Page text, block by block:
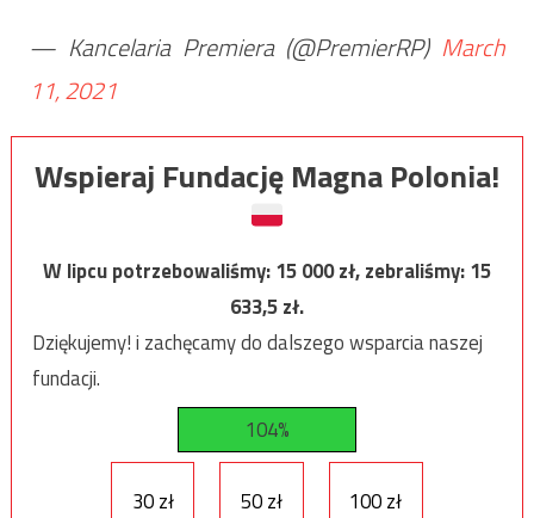
— Kancelaria Premiera (@PremierRP) March
11, 2021
Wspieraj Fundację Magna Polonia!
W lipcu potrzebowaliśmy:15 000zł, zebraliśmy:15
633,5zł.
Dziękujemy! i zachęcamy do dalszego wsparcia naszej
fundacji.
104%
30 zł 50 zł 100 zł